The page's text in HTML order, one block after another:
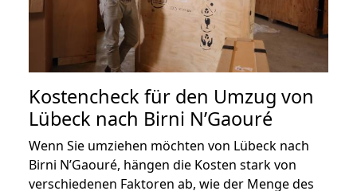
Kostencheck für den Umzug von
Lübeck nach Birni N’Gaouré
Wenn Sie umziehen möchten von Lübeck nach
Birni N’Gaouré, hängen die Kosten stark von
verschiedenen Faktoren ab, wie der Menge des